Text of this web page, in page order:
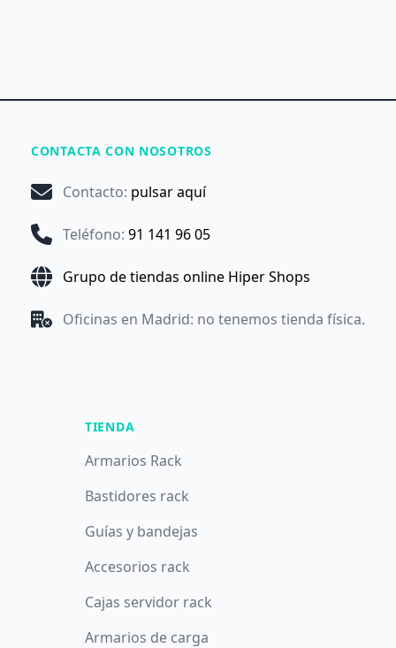
CONTACTA CON NOSOTROS
Contacto: pulsar aquí
Teléfono: 91 141 96 05
Grupo de tiendas online Hiper Shops
Oficinas en Madrid: no tenemos tienda física.
TIENDA
Armarios Rack
Bastidores rack
Guías y bandejas
Accesorios rack
Cajas servidor rack
Armarios de carga